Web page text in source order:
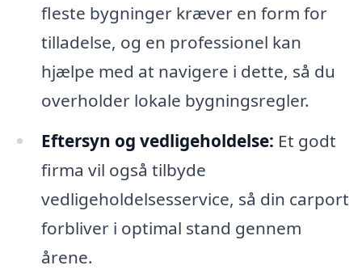
fleste bygninger kræver en form for
tilladelse, og en professionel kan
hjælpe med at navigere i dette, så du
overholder lokale bygningsregler.
Eftersyn og vedligeholdelse: Et godt
firma vil også tilbyde
vedligeholdelsesservice, så din carport
forbliver i optimal stand gennem
årene.